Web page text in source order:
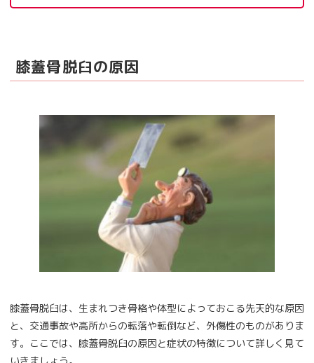
膝蓋骨脱臼の原因
膝蓋骨脱臼は、生まれつき骨格や体型によっておこる先天的な原因
と、交通事故や高所からの転落や転倒など、外傷性のものがありま
す。ここでは、膝蓋骨脱臼の原因と症状の特徴について詳しく見て